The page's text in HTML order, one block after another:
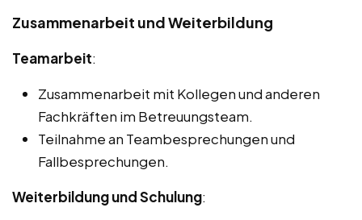
Zusammenarbeit und Weiterbildung
Teamarbeit:
Zusammenarbeit mit Kollegen und anderen
Fachkräften im Betreuungsteam.
Teilnahme an Teambesprechungen und
Fallbesprechungen.
Weiterbildung und Schulung: